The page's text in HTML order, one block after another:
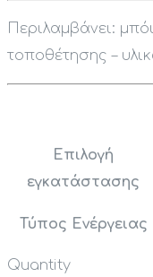
Περιλαμβάνει:
τοποθέτησης –
Επιλογή
εγκατάστασης
Τύπος Ενέργειας
Quantity